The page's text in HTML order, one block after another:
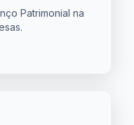
Patrimonial na